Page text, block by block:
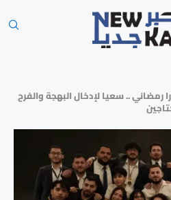
رمضاني .. سعيا لإدخال البهجة والفرح